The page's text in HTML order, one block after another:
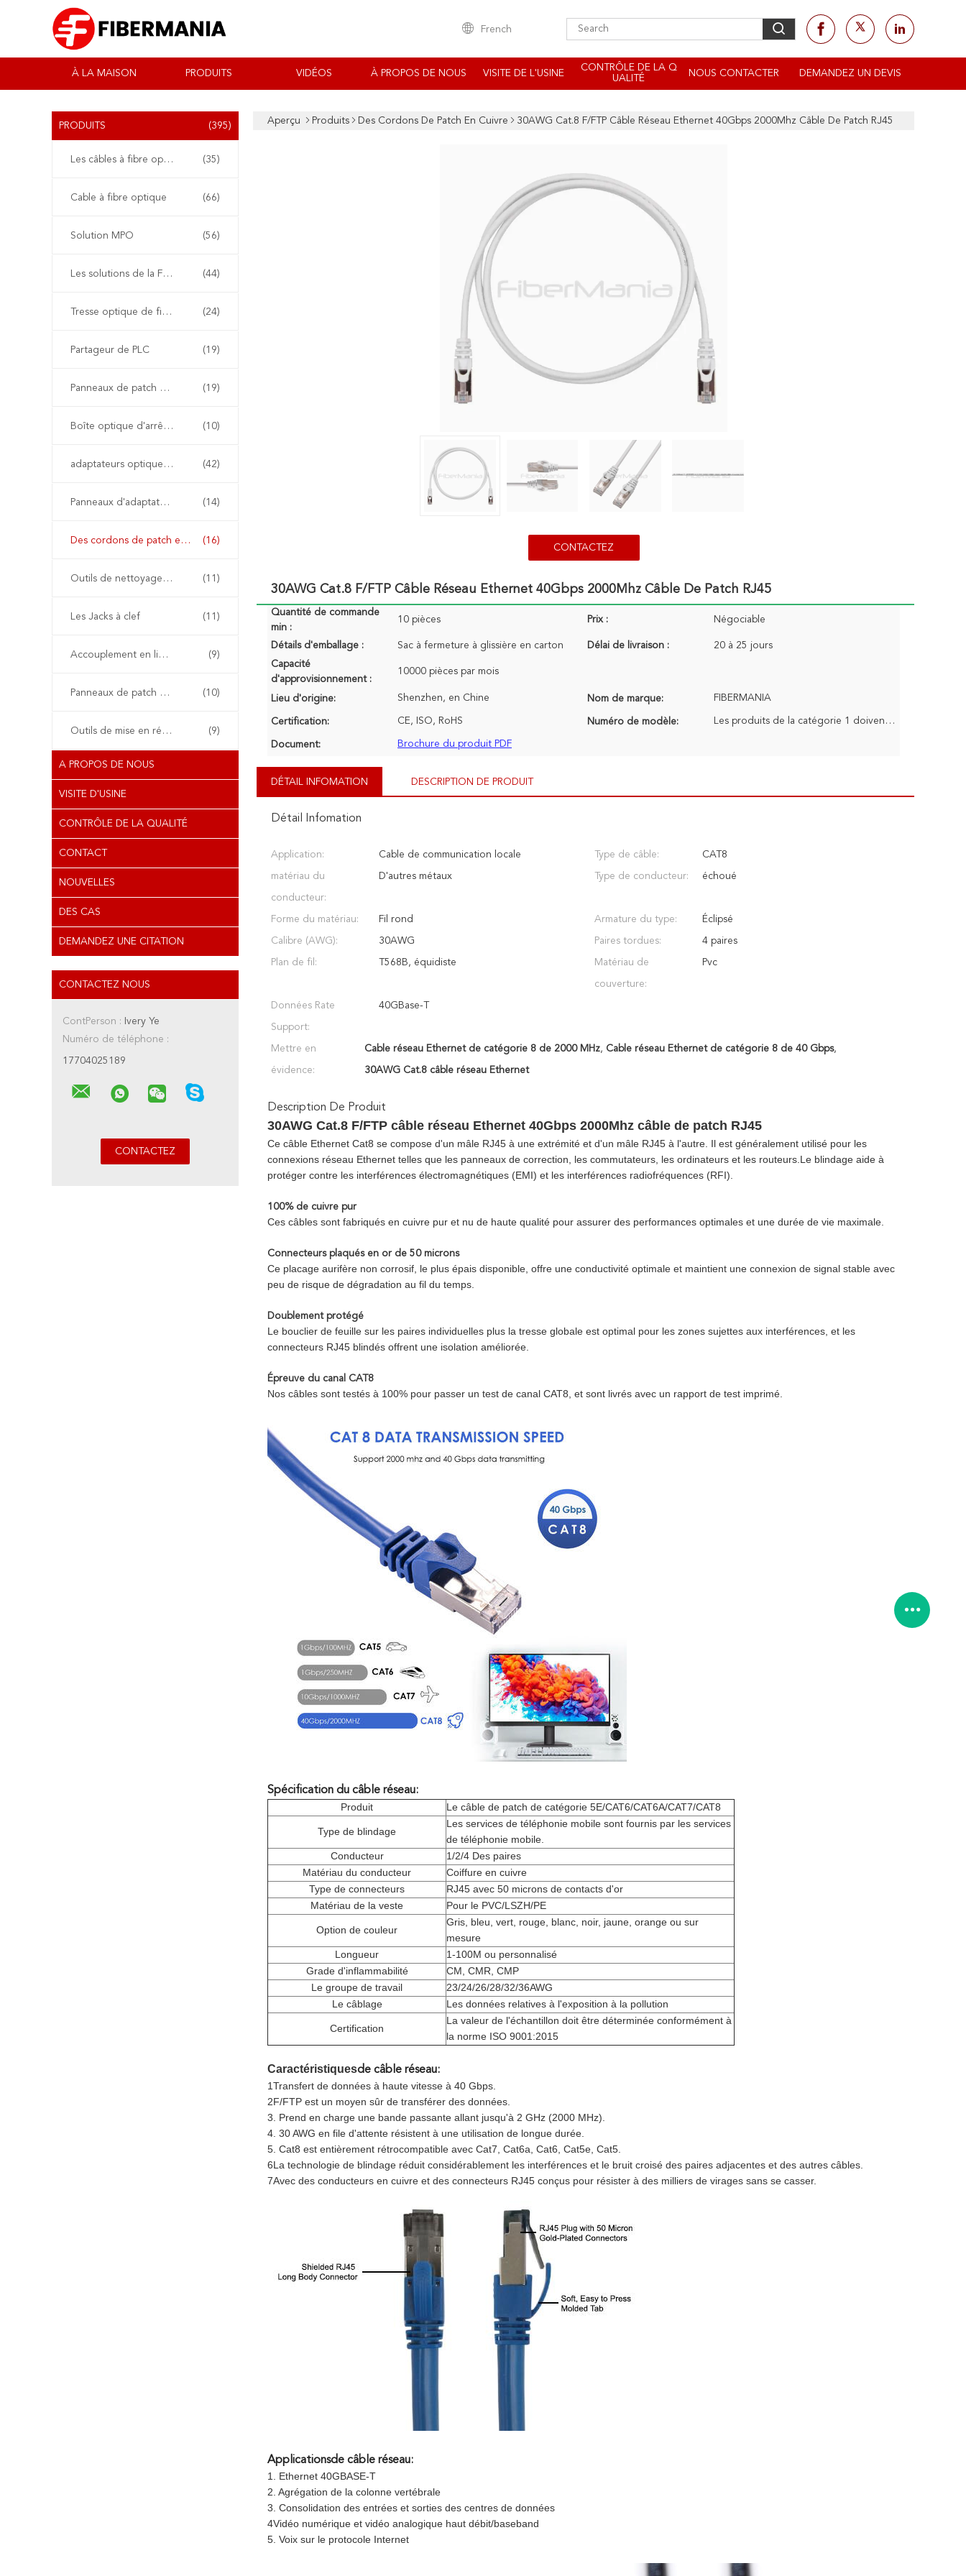
French
À LA MAISON PRODUITS VIDÉOS À PROPOS DE NOUS VISITE DE L'USINE
CONTRÔLE DE LA Q
UALITÉ
NOUS CONTACTER DEMANDEZ UN DEVIS
PRODUITS (395)
Les câbles à fibre optique (35)
Cable à fibre optique (66)
Solution MPO (56)
Les solutions de la FTTA (44)
Tresse optique de fibre (24)
Partageur de PLC (19)
Panneaux de patch à fibre optique (19)
Boîte optique d'arrêt de fibre (10)
adaptateurs optiques de fibre (42)
Panneaux d'adaptateur à fibre optique (14)
Des cordons de patch en cuivre (16)
Outils de nettoyage en fibres (11)
Les Jacks à clef (11)
Accouplement en ligne RJ45 (9)
Panneaux de patch en cuivre (10)
Outils de mise en réseau (9)
A PROPOS DE NOUS
VISITE D'USINE
CONTRÔLE DE LA QUALITÉ
CONTACT
NOUVELLES
DES CAS
DEMANDEZ UNE CITATION
CONTACTEZ NOUS
ContPerson : Ivery Ye
Numéro de téléphone :
17704025189
Aperçu Produits Des Cordons De Patch En Cuivre 30AWG Cat.8 F/FTP Câble Réseau Ethernet 40Gbps 2000Mhz Câble De Patch RJ45
CONTACTEZ
30AWG Cat.8 F/FTP Câble Réseau Ethernet 40Gbps 2000Mhz Câble De Patch RJ45
Quantité de commande
min :
10 pièces Prix : Négociable
Détails d'emballage : Sac à fermeture à glissière en carton Délai de livraison :
20 à 25 jours
Capacité
d'approvisionnement :
10000 pièces par mois
Lieu d'origine: Shenzhen, en Chine Nom de marque: FIBERMANIA
Certification: CE, ISO, RoHS Numéro de modèle: Les produits de la catégorie 1 doivent être soumis à des contrôles de qualité.
Document: Brochure du produit PDF
DÉTAIL INFOMATION DESCRIPTION DE PRODUIT
Détail Infomation
Application: Cable de communication locale Type de câble: CAT8
matériau du
conducteur:
D'autres métaux Type de conducteur: échoué
Forme du matériau: Fil rond Armature du type: Éclipsé
Calibre (AWG): 30AWG Paires tordues: 4 paires
Plan de fil: T568B, équidiste Matériau de
couverture:
Pvc
Données Rate
Support:
40GBase-T
Mettre en
évidence:
Cable réseau Ethernet de catégorie 8 de 2000 MHz, Cable réseau Ethernet de catégorie 8 de 40 Gbps,
30AWG Cat.8 câble réseau Ethernet
Description De Produit
30AWG Cat.8 F/FTP câble réseau Ethernet 40Gbps 2000Mhz câble de patch RJ45
Ce câble Ethernet Cat8 se compose d'un mâle RJ45 à une extrémité et d'un mâle RJ45 à l'autre. Il est généralement utilisé pour les
connexions réseau Ethernet telles que les panneaux de correction, les commutateurs, les ordinateurs et les routeurs.Le blindage aide à
protéger contre les interférences électromagnétiques (EMI) et les interférences radiofréquences (RFI).
100% de cuivre pur
Ces câbles sont fabriqués en cuivre pur et nu de haute qualité pour assurer des performances optimales et une durée de vie maximale.
Connecteurs plaqués en or de 50 microns
Ce placage aurifère non corrosif, le plus épais disponible, offre une conductivité optimale et maintient une connexion de signal stable avec
peu de risque de dégradation au fil du temps.
Doublement protégé
Le bouclier de feuille sur les paires individuelles plus la tresse globale est optimal pour les zones sujettes aux interférences, et les
connecteurs RJ45 blindés offrent une isolation améliorée.
Épreuve du canal CAT8
Nos câbles sont testés à 100% pour passer un test de canal CAT8, et sont livrés avec un rapport de test imprimé.
Spécification du câble réseau:
Produit
Le câble de patch de catégorie 5E/CAT6/CAT6A/CAT7/CAT8
Type de blindage
Les services de téléphonie mobile sont fournis par les services
de téléphonie mobile.
Conducteur
1/2/4 Des paires
Matériau du conducteur
Coiffure en cuivre
Type de connecteurs
RJ45 avec 50 microns de contacts d'or
Matériau de la veste
Pour le PVC/LSZH/PE
Option de couleur
Gris, bleu, vert, rouge, blanc, noir, jaune, orange ou sur
mesure
Longueur
1-100M ou personnalisé
Grade d'inflammabilité
CM, CMR, CMP
Le groupe de travail
23/24/26/28/32/36AWG
Le câblage
Les données relatives à l'exposition à la pollution
Certification
La valeur de l'échantillon doit être déterminée conformément à
la norme ISO 9001:2015
Caractéristiquesde câble réseau:
1Transfert de données à haute vitesse à 40 Gbps.
2F/FTP est un moyen sûr de transférer des données.
3. Prend en charge une bande passante allant jusqu'à 2 GHz (2000 MHz).
4. 30 AWG en file d'attente résistent à une utilisation de longue durée.
5. Cat8 est entièrement rétrocompatible avec Cat7, Cat6a, Cat6, Cat5e, Cat5.
6La technologie de blindage réduit considérablement les interférences et le bruit croisé des paires adjacentes et des autres câbles.
7Avec des conducteurs en cuivre et des connecteurs RJ45 conçus pour résister à des milliers de virages sans se casser.
Applicationsde câble réseau:
1. Ethernet 40GBASE-T
2. Agrégation de la colonne vertébrale
3. Consolidation des entrées et sorties des centres de données
4Vidéo numérique et vidéo analogique haut débit/baseband
5. Voix sur le protocole Internet